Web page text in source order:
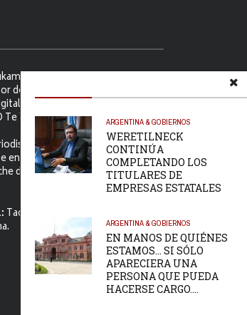
ARGENTINA & GOBIERNOS
WERETILNECK
CONTINÚA
COMPLETANDO LOS
TITULARES DE
EMPRESAS ESTATALES
ARGENTINA & GOBIERNOS
EN MANOS DE QUIÉNES
ESTAMOS… SI SÓLO
APARECIERA UNA
PERSONA QUE PUEDA
HACERSE CARGO….
Periodista, Martillero Público
de Ciencias Sociales, Editor de
y Conductor y Productor
Ve.
Político que se difunde
en ambos Video-cables de San
desde el primer jueves de
Tacuarí 52. S.C. de Bariloche, Río